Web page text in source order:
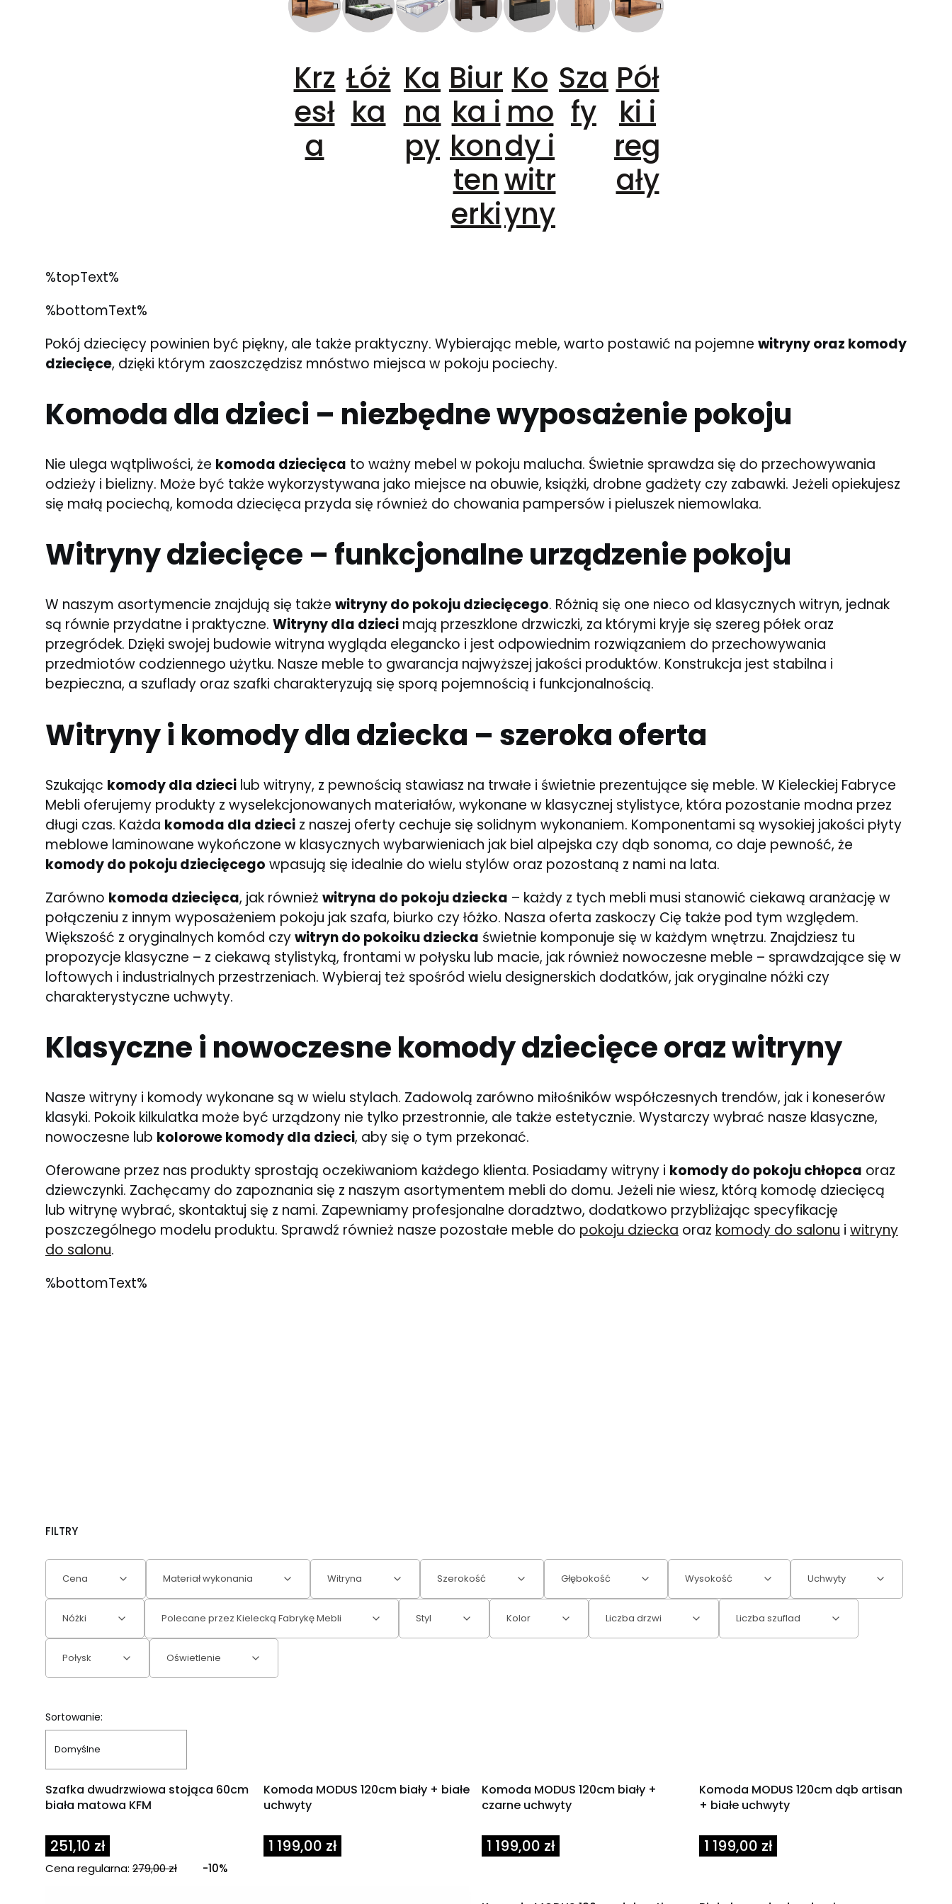
Krz
esł
a
Łóż
ka
Ka
na
py
Biur
ka i
kon
ten
erki
Ko
mo
dy i
witr
yny
Sza
fy
Pół
ki i
reg
ały
%topText%
%bottomText%
Pokój dziecięcy powinien być piękny, ale także praktyczny. Wybierając meble, warto postawić na pojemne witryny oraz komody
dziecięce, dzięki którym zaoszczędzisz mnóstwo miejsca w pokoju pociechy.
Komoda dla dzieci – niezbędne wyposażenie pokoju
Nie ulega wątpliwości, że komoda dziecięca to ważny mebel w pokoju malucha. Świetnie sprawdza się do przechowywania
odzieży i bielizny. Może być także wykorzystywana jako miejsce na obuwie, książki, drobne gadżety czy zabawki. Jeżeli opiekujesz
się małą pociechą, komoda dziecięca przyda się również do chowania pampersów i pieluszek niemowlaka.
Witryny dziecięce – funkcjonalne urządzenie pokoju
W naszym asortymencie znajdują się także witryny do pokoju dziecięcego. Różnią się one nieco od klasycznych witryn, jednak
są równie przydatne i praktyczne. Witryny dla dzieci mają przeszklone drzwiczki, za którymi kryje się szereg półek oraz
przegródek. Dzięki swojej budowie witryna wygląda elegancko i jest odpowiednim rozwiązaniem do przechowywania
przedmiotów codziennego użytku. Nasze meble to gwarancja najwyższej jakości produktów. Konstrukcja jest stabilna i
bezpieczna, a szuflady oraz szafki charakteryzują się sporą pojemnością i funkcjonalnością.
Witryny i komody dla dziecka – szeroka oferta
Szukając komody dla dzieci lub witryny, z pewnością stawiasz na trwałe i świetnie prezentujące się meble. W Kieleckiej Fabryce
Mebli oferujemy produkty z wyselekcjonowanych materiałów, wykonane w klasycznej stylistyce, która pozostanie modna przez
długi czas. Każda komoda dla dzieci z naszej oferty cechuje się solidnym wykonaniem. Komponentami są wysokiej jakości płyty
meblowe laminowane wykończone w klasycznych wybarwieniach jak biel alpejska czy dąb sonoma, co daje pewność, że
komody do pokoju dziecięcego wpasują się idealnie do wielu stylów oraz pozostaną z nami na lata.
Zarówno komoda dziecięca, jak również witryna do pokoju dziecka – każdy z tych mebli musi stanowić ciekawą aranżację w
połączeniu z innym wyposażeniem pokoju jak szafa, biurko czy łóżko. Nasza oferta zaskoczy Cię także pod tym względem.
Większość z oryginalnych komód czywitryn do pokoiku dziecka świetnie komponuje się w każdym wnętrzu. Znajdziesz tu
propozycje klasyczne – z ciekawą stylistyką, frontami w połysku lub macie, jak również nowoczesne meble – sprawdzające się w
loftowych i industrialnych przestrzeniach. Wybieraj też spośród wielu designerskich dodatków, jak oryginalne nóżki czy
charakterystyczne uchwyty.
Klasyczne i nowoczesne komody dziecięce oraz witryny
Nasze witryny i komody wykonane są w wielu stylach. Zadowolą zarówno miłośników współczesnych trendów, jak i koneserów
klasyki. Pokoik kilkulatka może być urządzony nie tylko przestronnie, ale także estetycznie. Wystarczy wybrać nasze klasyczne,
nowoczesne lub kolorowe komody dla dzieci, aby się o tym przekonać.
Oferowane przez nas produkty sprostają oczekiwaniom każdego klienta. Posiadamy witryny i komody do pokoju chłopca oraz
dziewczynki. Zachęcamy do zapoznania się z naszym asortymentem mebli do domu. Jeżeli nie wiesz, którą komodę dziecięcą
lub witrynę wybrać, skontaktuj się z nami. Zapewniamy profesjonalne doradztwo, dodatkowo przybliżając specyfikację
poszczególnego modelu produktu. Sprawdź również nasze pozostałe meble do pokoju dziecka oraz komody do salonu i witryny
do salonu.
%bottomText%
FILTRY
Cena Materiał wykonania Witryna Szerokość Głębokość Wysokość Uchwyty
Nóżki Polecane przez Kielecką Fabrykę Mebli Styl Kolor Liczba drzwi Liczba szuflad
Połysk Oświetlenie
Lista produktów
Sortowanie:
Domyślne
Szafka dwudrzwiowa stojąca 60cm
biała matowa KFM
251,10 zł
Cena regularna: 279,00 zł -10%
Komoda MODUS 120cm biały + białe
uchwyty
Cena
1 199,00 zł
Komoda MODUS 120cm biały +
czarne uchwyty
Cena
1 199,00 zł
Komoda MODUS 120cm dąb artisan
+ białe uchwyty
Cena
1 199,00 zł